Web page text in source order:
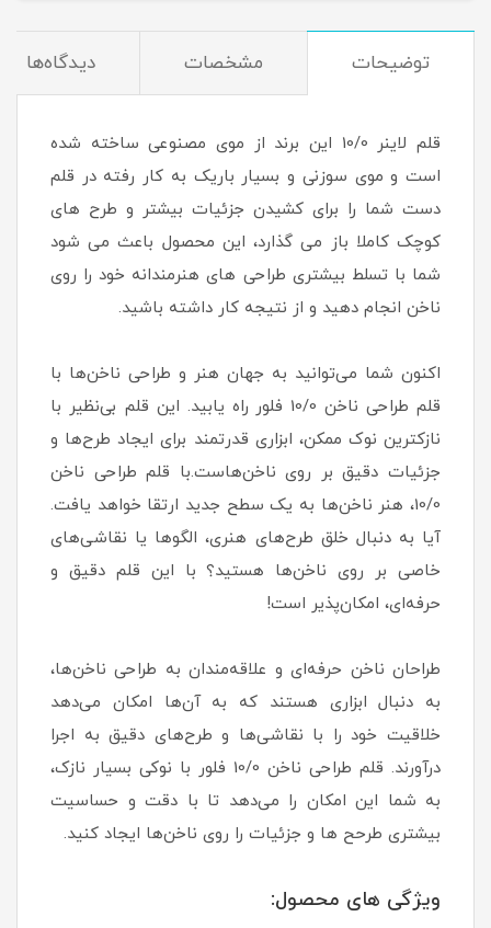
توضیحات مشخصات دیدگاه‌ها
قلم لاینر 10/0 این برند از موی مصنوعی ساخته شده
است و موی سوزنی و بسیار باریک به کار رفته در قلم
دست شما را برای کشیدن جزئیات بیشتر و طرح های
کوچک کاملا باز می گذارد، این محصول باعث می شود
شما با تسلط بیشتری طراحی های هنرمندانه خود را روی
ناخن انجام دهید و از نتیجه کار داشته باشید.
اکنون شما می‌توانید به جهان هنر و طراحی ناخن‌ها با
قلم طراحی ناخن 10/0 فلور راه یابید. این قلم بی‌نظیر با
نازکترین نوک ممکن، ابزاری قدرتمند برای ایجاد طرح‌ها و
جزئیات دقیق بر روی ناخن‌هاست.با قلم طراحی ناخن
10/0، هنر ناخن‌ها به یک سطح جدید ارتقا خواهد یافت.
آیا به دنبال خلق طرح‌های هنری، الگوها یا نقاشی‌های
خاصی بر روی ناخن‌ها هستید؟ با این قلم دقیق و
حرفه‌ای، امکان‌پذیر است!
طراحان ناخن حرفه‌ای و علاقه‌مندان به طراحی ناخن‌ها،
به دنبال ابزاری هستند که به آن‌ها امکان می‌دهد
خلاقیت خود را با نقاشی‌ها و طرح‌های دقیق به اجرا
درآورند. قلم طراحی ناخن 10/0 فلور با نوکی بسیار نازک،
به شما این امکان را می‌دهد تا با دقت و حساسیت
بیشتری طرحح ها و جزئیات را روی ناخن‌ها ایجاد کنید.
ویژگی های محصول: